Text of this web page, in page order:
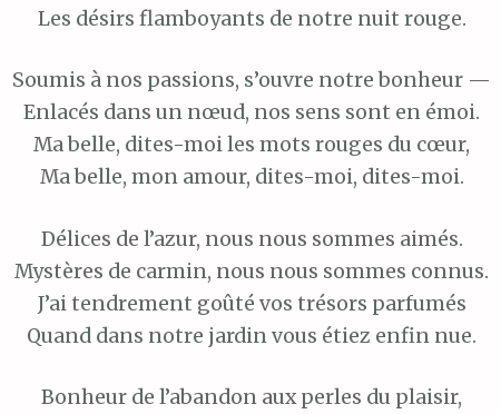
Les désirs flamboyants de notre nuit rouge.
Soumis à nos passions, s’ouvre notre bonheur —
Enlacés dans un nœud, nos sens sont en émoi.
Ma belle, dites-moi les mots rouges du cœur,
Ma belle, mon amour, dites-moi, dites-moi.
Délices de l’azur, nous nous sommes aimés.
Mystères de carmin, nous nous sommes connus.
J’ai tendrement goûté vos trésors parfumés
Quand dans notre jardin vous étiez enfin nue.
Bonheur de l’abandon aux perles du plaisir,